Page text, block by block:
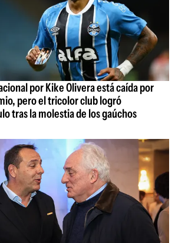
por Kike Olivera está caída por
pero el tricolor club logró
tras la molestia de los gaúchos